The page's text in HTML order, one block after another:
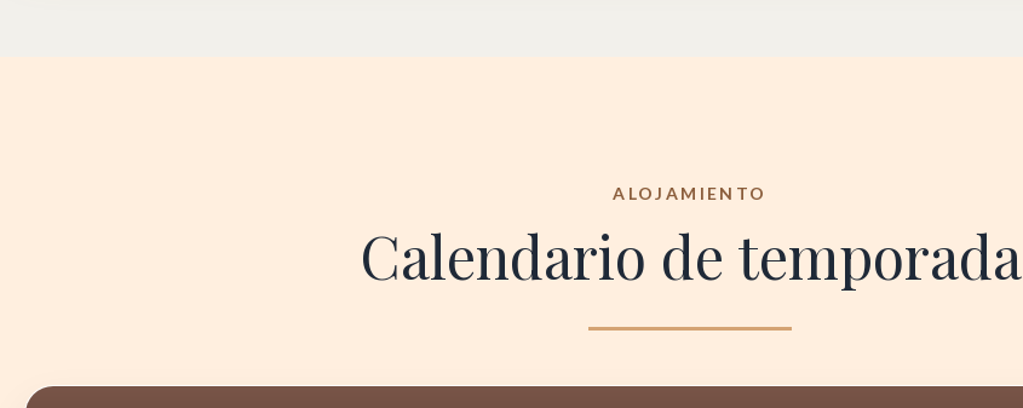
ALOJAMIENTO
Calendario de temporada